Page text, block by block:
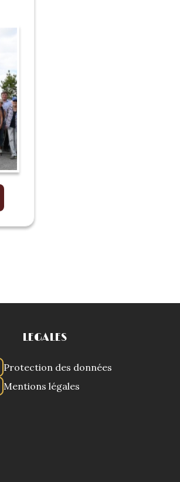
LEGALES
Protection des données
Mentions légales